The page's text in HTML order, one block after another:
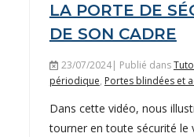
LA PORTE DE
DE SON CADRE
23/07/2024| Publié dans
périodique, Portes blindées et
Dans cette vidéo, nous
tourner en toute sécurité le